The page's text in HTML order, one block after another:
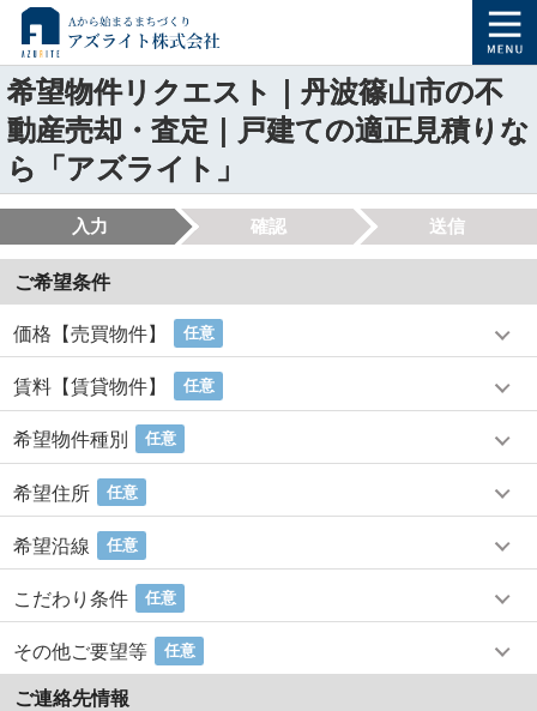
希望物件リクエスト｜丹波篠山市の不
動産売却・査定｜戸建ての適正見積りな
ら「アズライト」
入力 確認 送信
ご希望条件
価格【売買物件】 任意
賃料【賃貸物件】 任意
希望物件種別 任意
希望住所 任意
希望沿線 任意
こだわり条件 任意
その他ご要望等 任意
ご連絡先情報